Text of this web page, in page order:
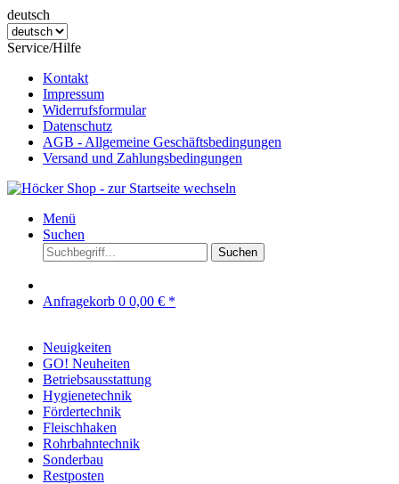
deutsch
Service/Hilfe
Kontakt
Impressum
Widerrufsformular
Datenschutz
AGB - Allgemeine Geschäftsbedingungen
Versand und Zahlungsbedingungen
Menü
Suchen
Suchen
Anfragekorb 0 0,00 € *
Neuigkeiten
GO! Neuheiten
Betriebsausstattung
Hygienetechnik
Fördertechnik
Fleischhaken
Rohrbahntechnik
Sonderbau
Restposten